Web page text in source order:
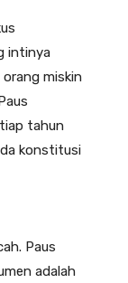
intinya
miskin
tahun
konstitusi
Paus
adalah